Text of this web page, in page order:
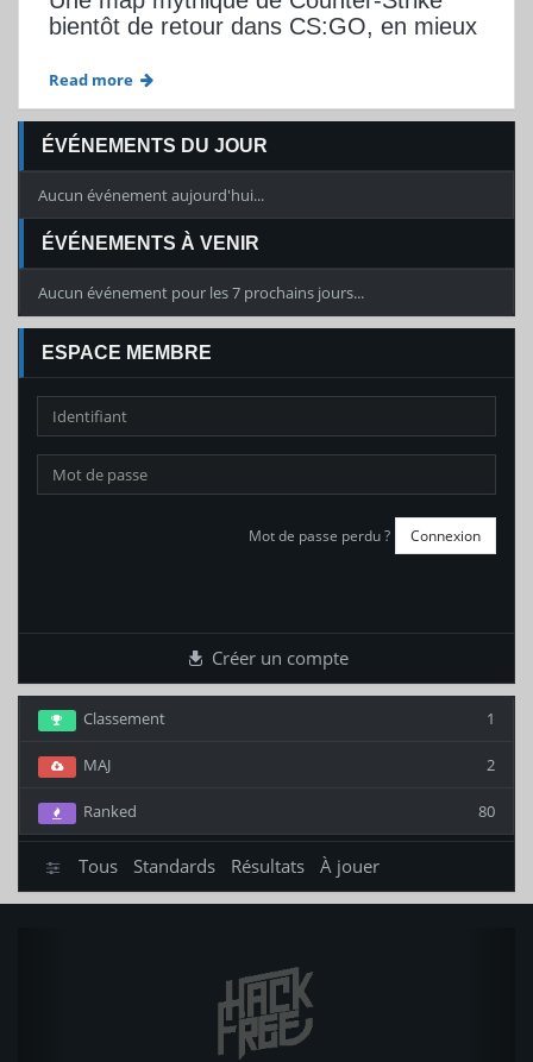
bientôt de retour dans CS:GO, en mieux
Read more
ÉVÉNEMENTS DU JOUR
Aucun événement aujourd'hui...
ÉVÉNEMENTS À VENIR
Aucun événement pour les 7 prochains jours...
ESPACE MEMBRE
Mot de passe perdu ?
Créer un compte
1
Classement
2
MAJ
80
Ranked
Tous Standards Résultats À jouer